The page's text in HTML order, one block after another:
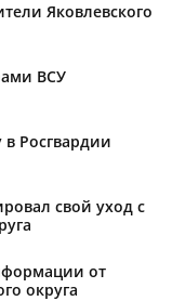
Яковлевского
ВСУ
Росгвардии
свой уход с
от
округа